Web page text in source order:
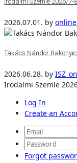
2026.07.01. by
Takács Nándor
2026.06.28. by
Irodalmi Szemle
Log In
Create an
Forgot